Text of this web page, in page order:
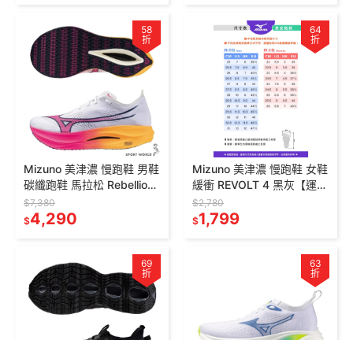
58
折
Mizuno 美津濃 慢跑鞋 男鞋
碳纖跑鞋 馬拉松 Rebellion
Pro Low【運動世界】
U1GD254311
$7,380
$4,290
64
折
Mizuno 美津濃 慢跑鞋 女鞋
緩衝 REVOLT 4 黑灰【運動
世界】J1GD258172
$2,780
$1,799
69
折
63
折